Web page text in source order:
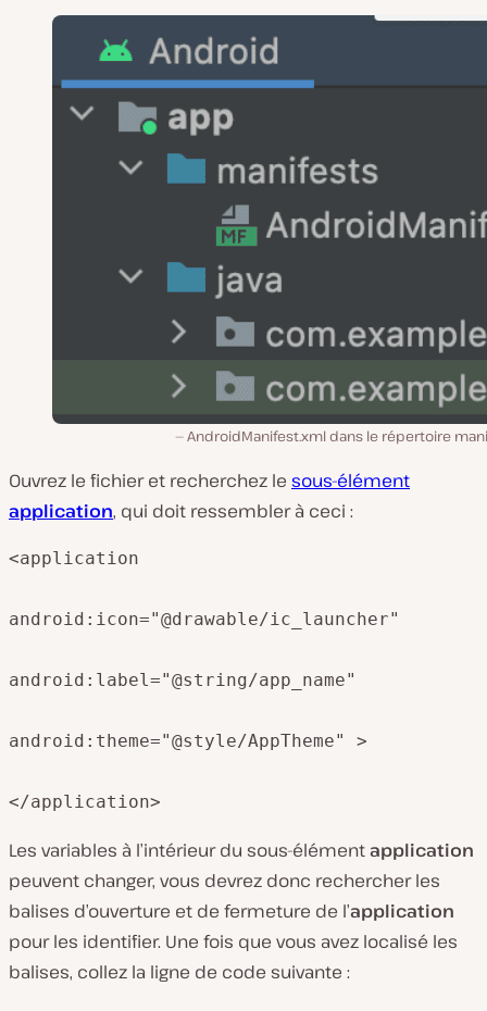
AndroidManifest.xml dans le répertoire
Ouvrez le fichier et recherchez le sous-élément
application, qui doit ressembler à ceci :
<application
android:icon="@drawable/ic_launcher"
android:label="@string/app_name"
android:theme="@style/AppTheme" >
</application>
Les variables à l’intérieur du sous-élémentapplication
peuvent changer, vous devrez donc rechercher les
balises d’ouverture et de fermeture de l’application
pour les identifier. Une fois que vous avez localisé les
balises, collez la ligne de code suivante :